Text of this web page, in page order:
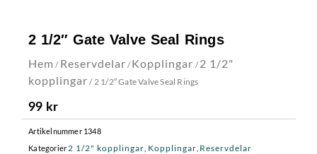
2 1/2″ Gate Valve Seal Rings
Hem / Reservdelar /Kopplingar /2 1/2"
kopplingar / 2 1/2″ Gate Valve Seal Rings
99 kr
Artikelnummer 1348
Kategorier 2 1/2" kopplingar Kopplingar Reservdelar